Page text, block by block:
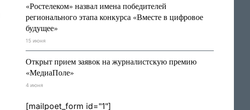
«Ростелеком» назвал имена победителей
регионального этапа конкурса «Вместе в цифровое
будущее»
15 июня
Открыт прием заявок на журналистскую премию
«МедиаПоле»
4 июня
[mailpoet_form id="1"]